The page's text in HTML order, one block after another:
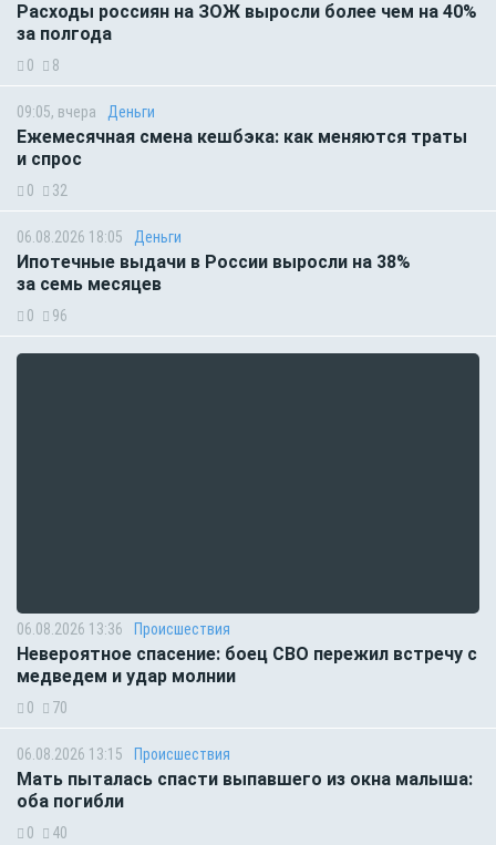
Расходы россиян на ЗОЖ выросли более чем на 40%
за полгода
0 8
09:05, вчера Деньги
Ежемесячная смена кешбэка: как меняются траты
и спрос
0 32
06.08.2026 18:05 Деньги
Ипотечные выдачи в России выросли на 38%
за семь месяцев
0 96
06.08.2026 13:36 Происшествия
Невероятное спасение: боец СВО пережил встречу с
медведем и удар молнии
0 70
06.08.2026 13:15 Происшествия
Мать пыталась спасти выпавшего из окна малыша:
оба погибли
0 40